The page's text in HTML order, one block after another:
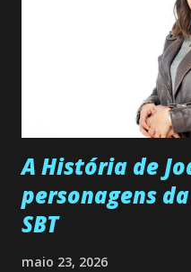
A História de
personagens
SBT
maio 23, 2026